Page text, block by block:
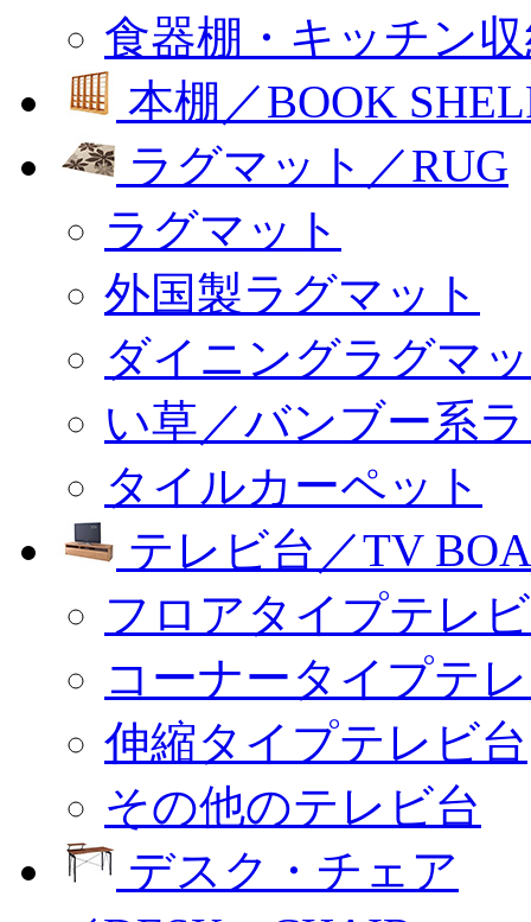
食器棚・キッチン
本棚／BOOK
ラグマット／RUG
ラグマット
外国製ラグマット
ダイニングラグマ
い草／バンブー系
タイルカーペット
テレビ台／TV
フロアタイプテレ
コーナータイプテ
伸縮タイプテレビ台
その他のテレビ台
デスク・チェア